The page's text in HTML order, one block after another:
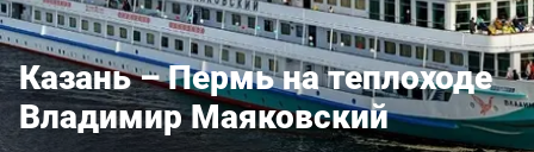
Казань – Пермь на теплоходе
Владимир Маяковский